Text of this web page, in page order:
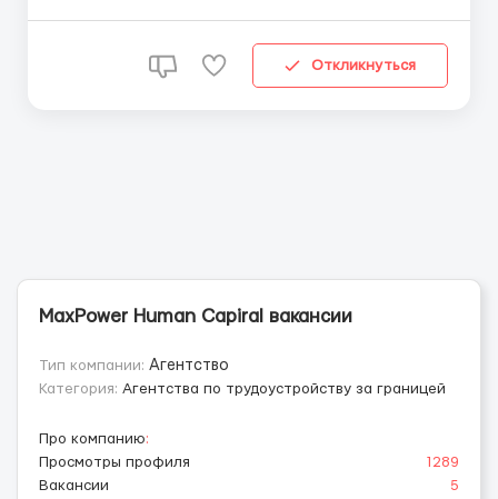
без затримок,...
Откликнуться
MaxPower Human Capiral вакансии
Тип компании: Агентство
Категория: Агентства по трудоустройству за границей
Про компанию:
Просмотры профиля
1289
Вакансии
5